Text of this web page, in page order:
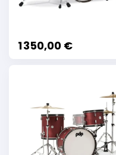
1 350,00 €